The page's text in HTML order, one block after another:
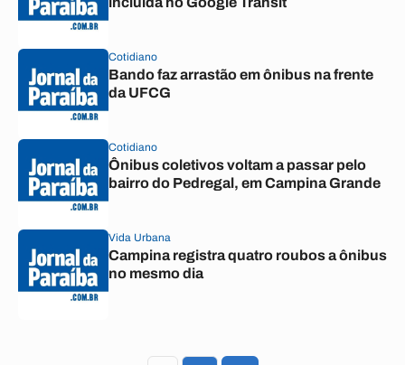
Cotidiano
Bando faz arrastão em ônibus na frente
da UFCG
Cotidiano
Ônibus coletivos voltam a passar pelo
bairro do Pedregal, em Campina Grande
Vida Urbana
Campina registra quatro roubos a ônibus
no mesmo dia